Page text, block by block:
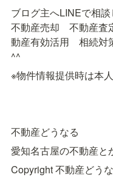
ブログ主へLINEで相
不動産売却　不動産査
動産有効活用　相続対
^^
※物件情報提供時は本
不動産どうなる
愛知名古屋の不動産と
Copyright 不動産どう